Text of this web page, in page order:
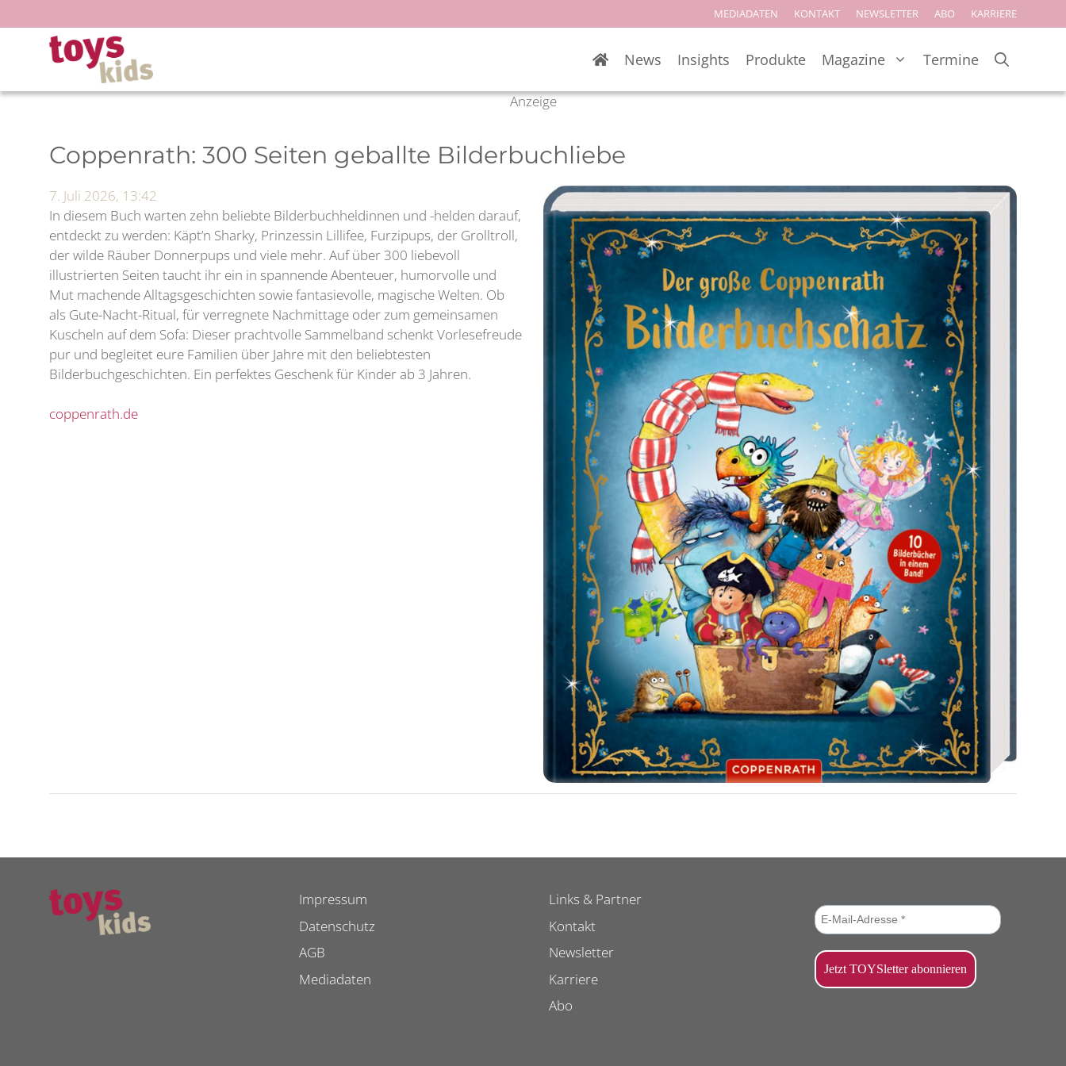
Inhalt
springen
MEDIADATEN KONTAKT NEWSLETTER ABO KARRIERE
News Insights Produkte Magazine Termine
Anzeige
Coppenrath: 300 Seiten geballte Bilderbuchliebe
7. Juli 2026, 13:42
In diesem Buch warten zehn beliebte Bilderbuchheldinnen und -helden darauf,
entdeckt zu werden: Käpt’n Sharky, Prinzessin Lillifee, Furzipups, der Grolltroll,
der wilde Räuber Donnerpups und viele mehr. Auf über 300 liebevoll
illustrierten Seiten taucht ihr ein in spannende Abenteuer, humorvolle und
Mut machende Alltagsgeschichten sowie fantasievolle, magische Welten. Ob
als Gute-Nacht-Ritual, für verregnete Nachmittage oder zum gemeinsamen
Kuscheln auf dem Sofa: Dieser prachtvolle Sammelband schenkt Vorlesefreude
pur und begleitet eure Familien über Jahre mit den beliebtesten
Bilderbuchgeschichten. Ein perfektes Geschenk für Kinder ab 3 Jahren.
coppenrath.de
Impressum
Datenschutz
AGB
Mediadaten
Links & Partner
Kontakt
Newsletter
Karriere
Abo